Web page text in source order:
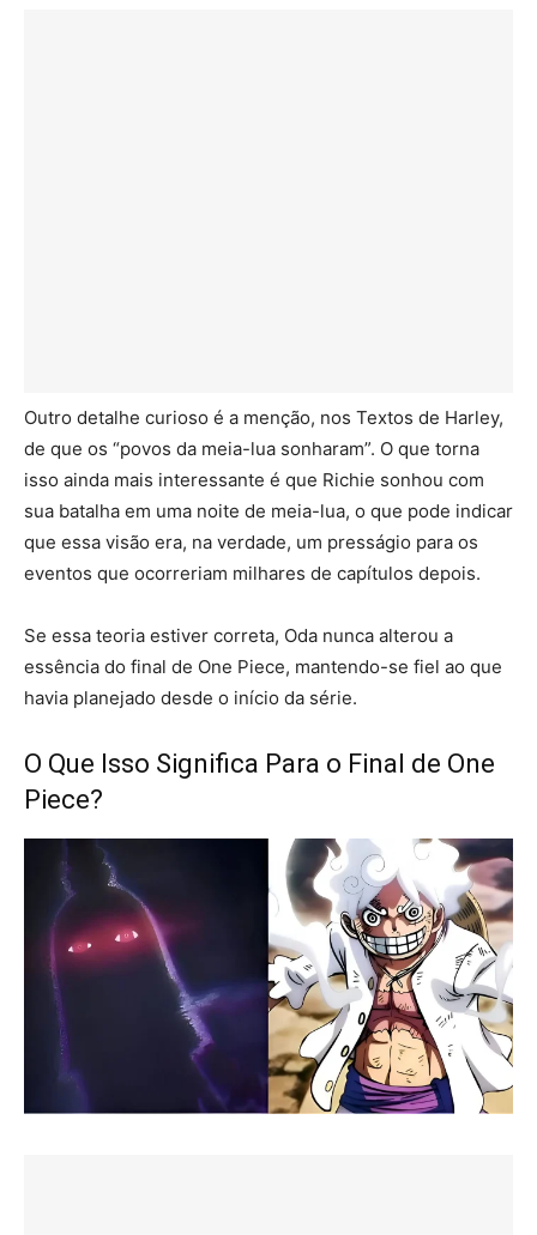
Outro detalhe curioso é a menção, nos Textos de Harley,
de que os “povos da meia-lua sonharam”. O que torna
isso ainda mais interessante é que Richie sonhou com
sua batalha em uma noite de meia-lua, o que pode indicar
que essa visão era, na verdade, um presságio para os
eventos que ocorreriam milhares de capítulos depois.
Se essa teoria estiver correta, Oda nunca alterou a
essência do final de One Piece, mantendo-se fiel ao que
havia planejado desde o início da série.
O Que Isso Significa Para o Final de One
Piece?